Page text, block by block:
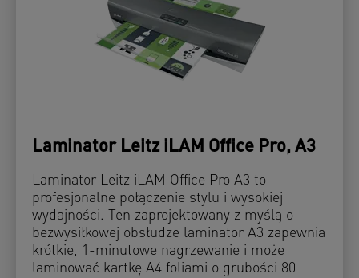
Laminator Leitz iLAM Office Pro, A3
Laminator Leitz iLAM Office Pro A3 to
profesjonalne połączenie stylu i wysokiej
wydajności. Ten zaprojektowany z myślą o
bezwysiłkowej obsłudze laminator A3 zapewnia
krótkie, 1-minutowe nagrzewanie i może
laminować kartkę A4 foliami o grubości 80